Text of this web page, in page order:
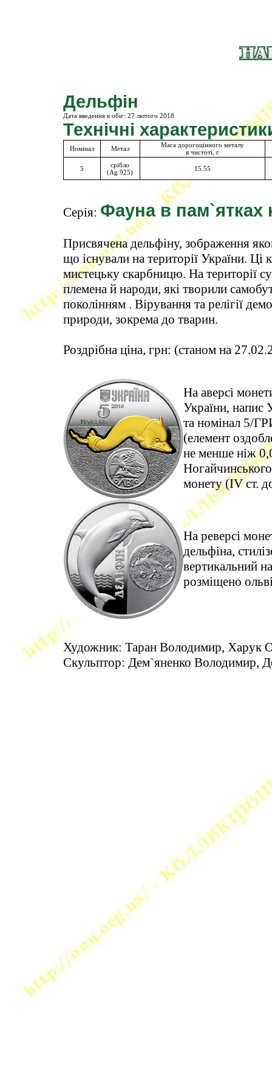
Дельфін
Дата введення в обіг: 27 лютого 2018
Технічні
Номінал Метал
Маса дорогоцінного металу
в чистоті, г
5
срібло
(Ag 925)
15.55
Серія: Фауна в пам`ятках
Присвячена дельфіну, зображення
що існували на території України. Ці
мистецьку скарбницю. На території
племена й народи, які творили
поколінням . Вірування та релігії
природи, зокрема до тварин.
Роздрібна ціна, грн: (станом на
На аверсі
України, напис
та номінал 5/
(елемент
не менше ніж
монету (IV ст.
На реверсі
дельфіна,
вертикальний
розміщено
Художник: Таран Володимир, Харук
Скульптор: Дем`яненко Володимир,